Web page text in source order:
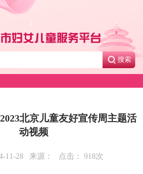
搜索
北京儿童友好宣传周主题活
动视频
11-28 来源： 点击： 918次